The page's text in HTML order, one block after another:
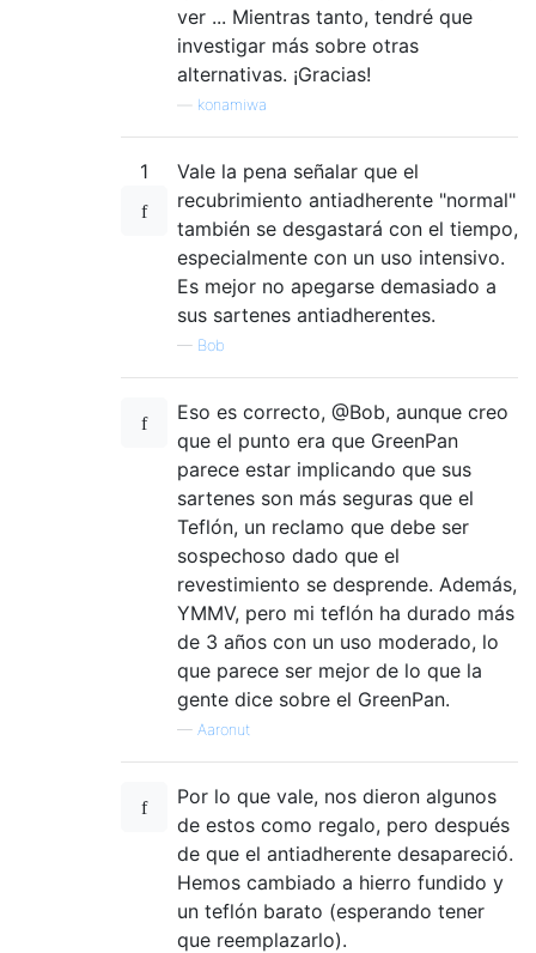
ver ... Mientras tanto, tendré que
investigar más sobre otras
alternativas. ¡Gracias!
konamiwa
1
Vale la pena señalar que el
recubrimiento antiadherente "normal"
también se desgastará con el tiempo,
especialmente con un uso intensivo.
Es mejor no apegarse demasiado a
sus sartenes antiadherentes.
— Bob
Eso es correcto, @Bob, aunque creo
que el punto era que GreenPan
parece estar implicando que sus
sartenes son más seguras que el
Teflón, un reclamo que debe ser
sospechoso dado que el
revestimiento se desprende. Además,
YMMV, pero mi teflón ha durado más
de 3 años con un uso moderado, lo
que parece ser mejor de lo que la
gente dice sobre el GreenPan.
— Aaronut
Por lo que vale, nos dieron algunos
de estos como regalo, pero después
de que el antiadherente desapareció.
Hemos cambiado a hierro fundido y
un teflón barato (esperando tener
que reemplazarlo).